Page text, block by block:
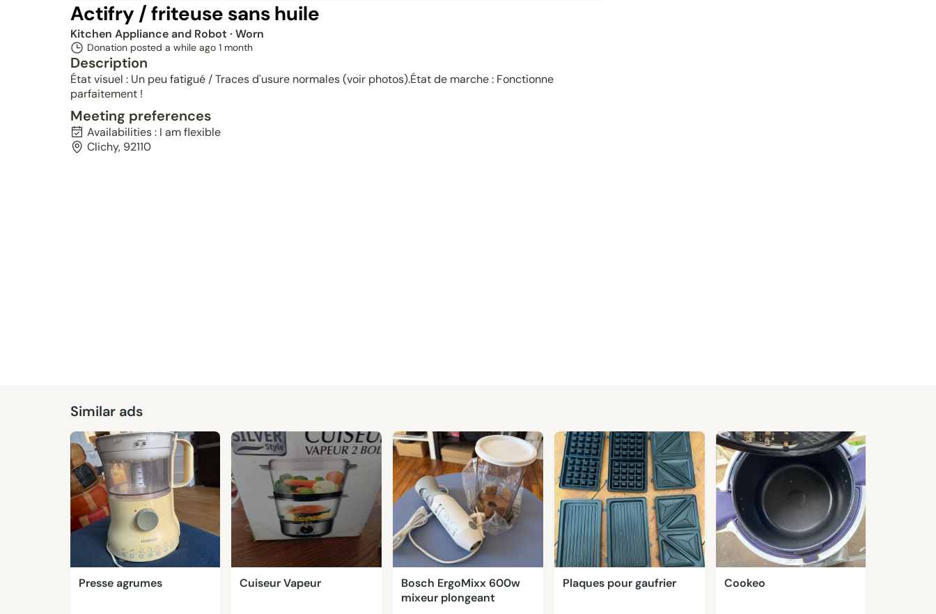
Actifry / friteuse sans huile
Kitchen Appliance and Robot · Worn
Donation posted a while ago 1 month
Description
État visuel : Un peu fatigué / Traces d'usure normales (voir photos). ​État de marche : Fonctionne
parfaitement !
Meeting preferences
Availabilities : I am flexible
Clichy, 92110
Similar ads
Presse agrumes Cuiseur Vapeur
Bosch ErgoMixx 600w
mixeur plongeant
Plaques pour gaufrier Cookeo